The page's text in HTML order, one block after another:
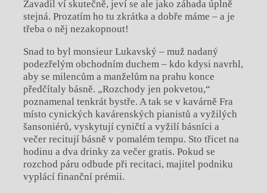
Zavadil ví skutečně, jeví se ale jako záhada úplně
stejná. Prozatím ho tu zkrátka a dobře máme – a je
třeba o něj nezakopnout!
Snad to byl monsieur Lukavský – muž nadaný
podezřelým obchodním duchem – kdo kdysi navrhl,
aby se milencům a manželům na prahu konce
předčítaly básně. „Rozchody jen pokvetou,“
poznamenal tenkrát bystře. A tak se v kavárně Fra
místo cynických kavárenských pianistů a vyžilých
šansoniérů, vyskytují cyničtí a vyžilí básníci a
večer recitují básně v pomalém tempu. Sto třicet na
hodinu a dva drinky za večer gratis. Pokud se
rozchod páru odbude při recitaci, majitel podniku
vyplácí finanční prémii.